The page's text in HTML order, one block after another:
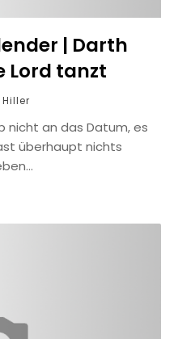
| Darth
Lord tanzt
nicht an das Datum, es
überhaupt nichts